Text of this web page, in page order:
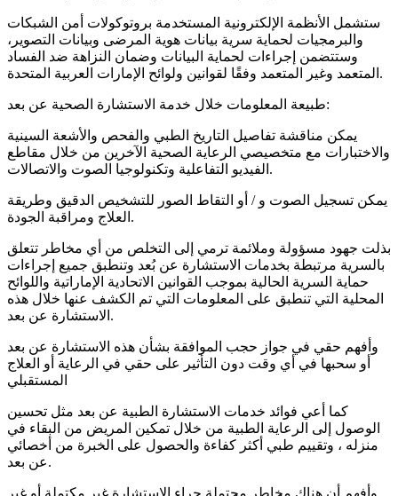
ستشمل الأنظمة الإلكترونية المستخدمة بروتوكولات أمن الشبكات
والبرمجيات لحماية سرية بيانات هوية المرضى وبيانات التصوير،
وستتضمن إجراءات لحماية البيانات وضمان النزاهة ضد الفساد
المتعمد وغير المتعمد وفقًا لقوانين ولوائح الإمارات العربية المتحدة.
طبيعة المعلومات خلال خدمة الاستشارة الصحية عن بعد:
يمكن مناقشة تفاصيل التاريخ الطبي والفحص والأشعة السينية
والاختبارات مع متخصيصي الرعاية الصحية الآخرين من خلال مقاطع
الفيديو التفاعلية وتكنولوجيا الصوت والاتصالات.
يمكن تسجيل الصوت و / أو التقاط الصور للتشخيص الدقيق وطريقة
العلاج ومراقبة الجودة.
بذلت جهود مسؤولة وملائمة ترمي إلى التخلص من أي مخاطر تتعلق
بالسرية مرتبطة بخدمات الاستشارة عن بُعد وتنطبق جميع إجراءات
حماية السرية الحالية بموجب القوانين الاتحادية الإماراتية واللوائح
المحلية التي تنطبق على المعلومات التي تم الكشف عنها خلال هذه
الاستشارة عن بعد.
وأفهم حقي في جواز حجب الموافقة بشأن هذه الاستشارة عن بعد
أو سحبها في أي وقت دون التأثير على حقي في الرعاية أو العلاج
المستقبلي
كما أعي فوائد خدمات الاستشارة الطبية عن بعد مثل تحسين
الوصول إلى الرعاية الطبية من خلال تمكين المريض من البقاء في
منزله ، وتقييم طبي أكثر كفاءة والحصول على الخبرة من أخصائي
عن بعد.
وأفهم أن هناك مخاطر محتملة جراء الاستشارة غير مكتملة أو غير